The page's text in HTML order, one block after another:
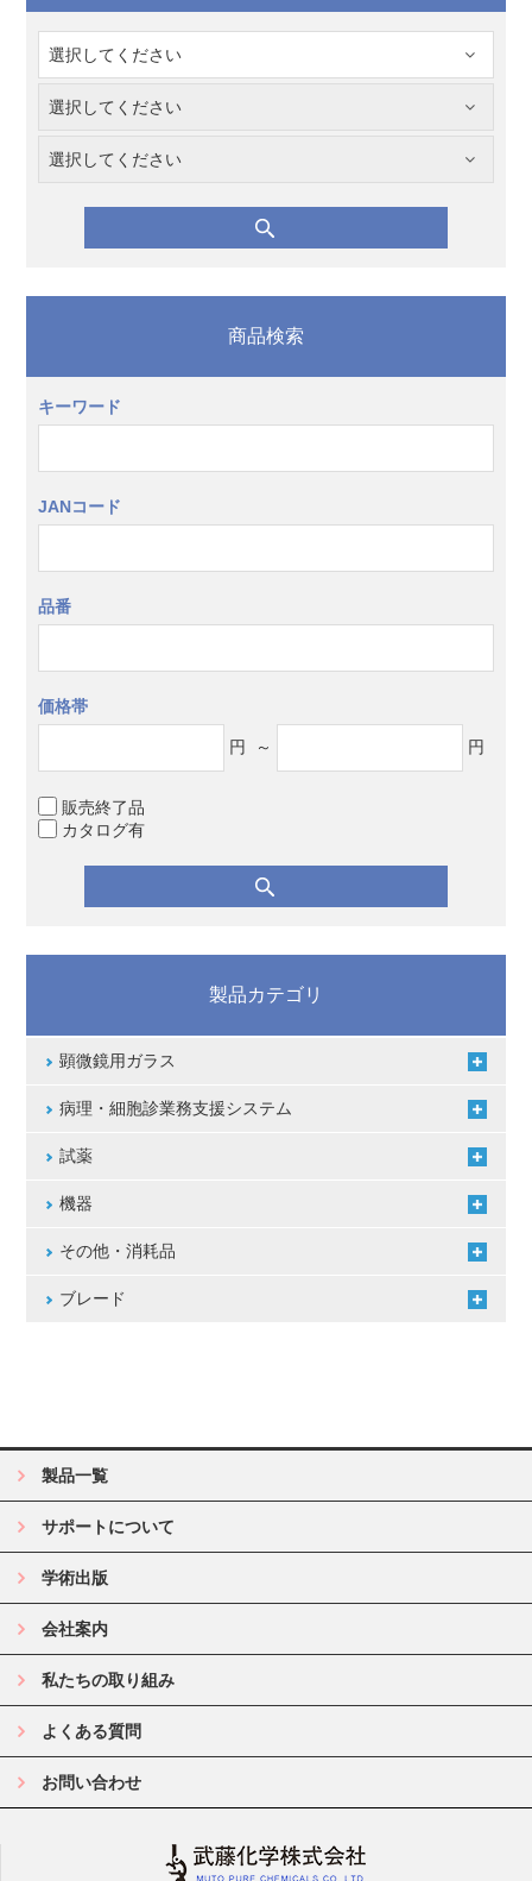
商品検索
キーワード
JANコード
品番
価格帯
円 ～ 円
販売終了品
カタログ有
製品カテゴリ
顕微鏡用ガラス
病理・細胞診業務支援システム
試薬
機器
その他・消耗品
ブレード
製品一覧
サポートについて
学術出版
会社案内
私たちの取り組み
よくある質問
お問い合わせ